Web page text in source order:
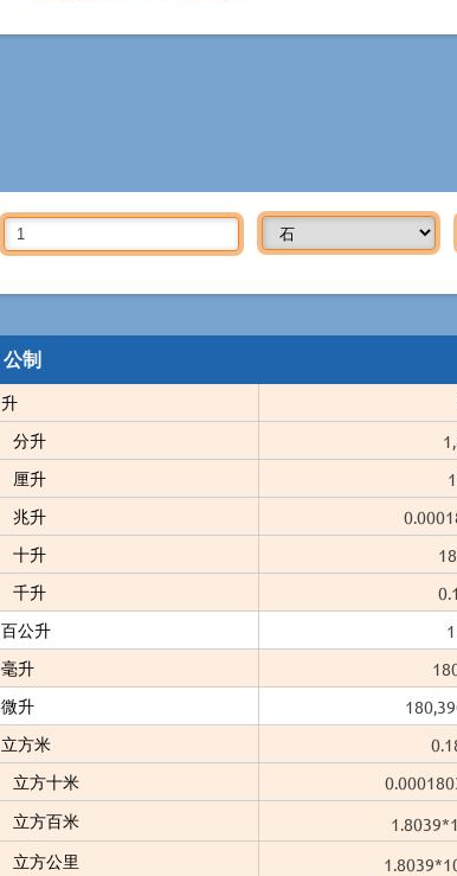
公制
升
分升
厘升
兆升
十升
千升
百公升
毫升
微升
立方米
立方十米
立方百米
立方公里